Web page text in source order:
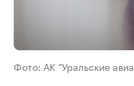
Фото: АК "Уральские